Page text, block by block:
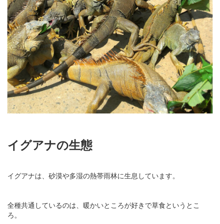
イグアナの生態
イグアナは、砂漠や多湿の熱帯雨林に生息しています。
全種共通しているのは、暖かいところが好きで草食というとこ
ろ。